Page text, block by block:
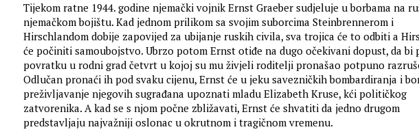
Tijekom ratne 1944. godine njemački vojnik Ernst Graeber sudjeluje u borbama na
njemačkom bojištu. Kad jednom prilikom sa svojim suborcima Steinbrennerom i
Hirschlandom dobije zapovijed za ubijanje ruskih civila, sva trojica će to odbiti a
će počiniti samoubojstvo. Ubrzo potom Ernst otiđe na dugo očekivani dopust, da bi
povratku u rodni grad četvrt u kojoj su mu živjeli roditelji pronašao potpuno
Odlučan pronaći ih pod svaku cijenu, Ernst će u jeku savezničkih bombardiranja i
preživljavanje njegovih sugrađana upoznati mladu Elizabeth Kruse, kći političkog
zatvorenika. A kad se s njom počne zbližavati, Ernst će shvatiti da jedno drugom
predstavljaju najvažniji oslonac u okrutnom i tragičnom vremenu.